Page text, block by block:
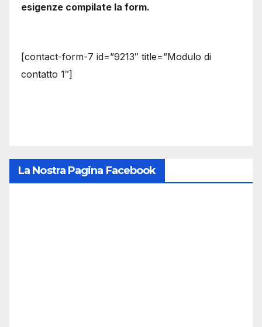
esigenze compilate la form.
[contact-form-7 id=”9213″ title=”Modulo di
contatto 1″]
La Nostra Pagina Facebook